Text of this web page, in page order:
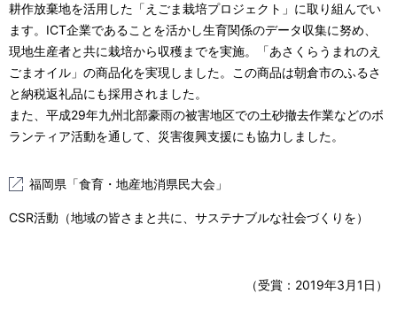
耕作放棄地を活用した「えごま栽培プロジェクト」に取り組んでい
ます。ICT企業であることを活かし生育関係のデータ収集に努め、
現地生産者と共に栽培から収穫までを実施。「あさくらうまれのえ
ごまオイル」の商品化を実現しました。この商品は朝倉市のふるさ
と納税返礼品にも採用されました。
また、平成29年九州北部豪雨の被害地区での土砂撤去作業などのボ
ランティア活動を通して、災害復興支援にも協力しました。
福岡県「食育・地産地消県民大会」
CSR活動（地域の皆さまと共に、サステナブルな社会づくりを）
（受賞：2019年3月1日）